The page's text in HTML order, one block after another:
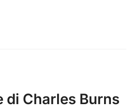
di Charles Burns